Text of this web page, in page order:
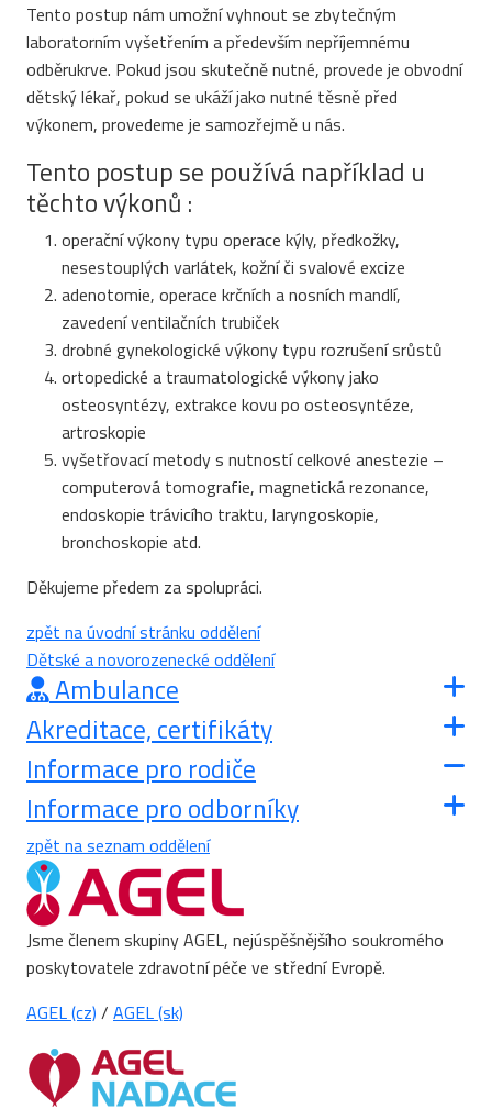
Tento postup nám umožní vyhnout se zbytečným
laboratorním vyšetřením a především nepříjemnému
odběrukrve. Pokud jsou skutečně nutné, provede je obvodní
dětský lékař, pokud se ukáží jako nutné těsně před
výkonem, provedeme je samozřejmě u nás.
Tento postup se používá například u
těchto výkonů :
operační výkony typu operace kýly, předkožky,
nesestouplých varlátek, kožní či svalové excize
adenotomie, operace krčních a nosních mandlí,
zavedení ventilačních trubiček
drobné gynekologické výkony typu rozrušení srůstů
ortopedické a traumatologické výkony jako
osteosyntézy, extrakce kovu po osteosyntéze,
artroskopie
vyšetřovací metody s nutností celkové anestezie –
computerová tomografie, magnetická rezonance,
endoskopie trávicího traktu, laryngoskopie,
bronchoskopie atd.
Děkujeme předem za spolupráci.
zpět na úvodní stránku oddělení
Dětské a novorozenecké oddělení
Ambulance
Akreditace, certifikáty
Informace pro rodiče
Informace pro odborníky
zpět na seznam oddělení
Jsme členem skupiny AGEL, nejúspěšnějšího soukromého
poskytovatele zdravotní péče ve střední Evropě.
AGEL (cz) / AGEL (sk)